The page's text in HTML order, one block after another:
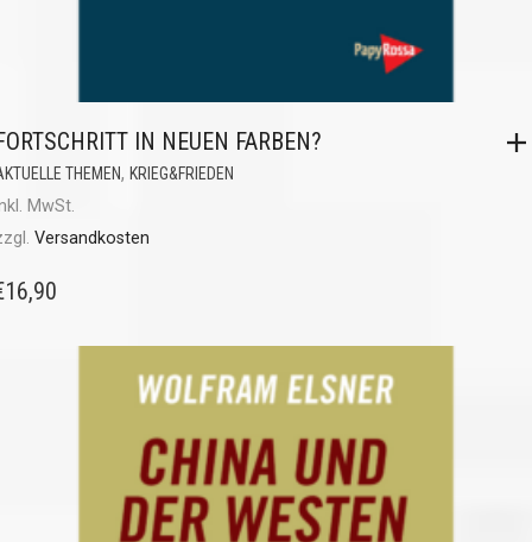
IN NEUEN FARBEN?
THEMEN, KRIEG&FRIEDEN
MwSt.
Versandkosten
16,90